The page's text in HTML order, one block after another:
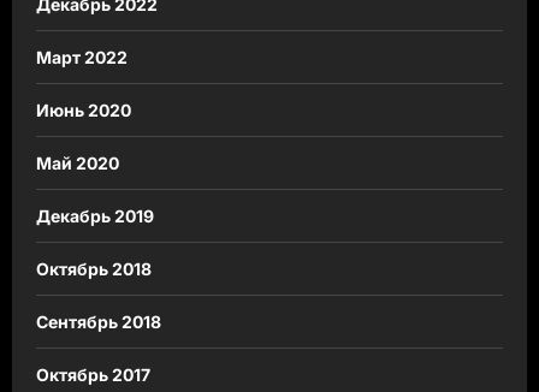
Декабрь 2022
Март 2022
Июнь 2020
Май 2020
Декабрь 2019
Октябрь 2018
Сентябрь 2018
Октябрь 2017